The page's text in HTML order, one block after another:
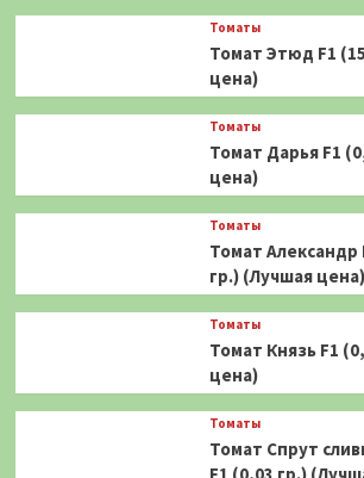
Томаты
Томат Этюд F1
цена)
Томаты
Томат Дарья F1
цена)
Томаты
Томат Александр
гр.) (Лучшая цена)
Томаты
Томат Князь F1
цена)
Томаты
Томат Спрут